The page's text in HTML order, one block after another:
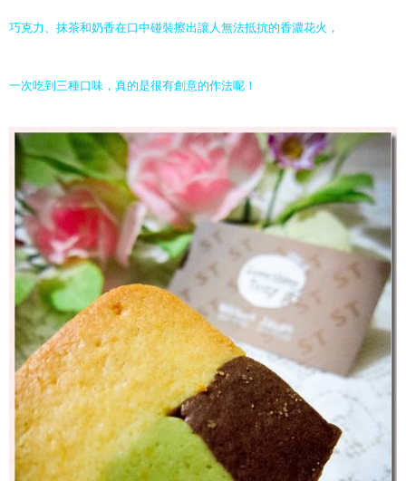
巧克力、抹茶和奶香在口中碰裝擦出讓人無法抵抗的香濃花火，
一次吃到三種口味，真的是很有創意的作法呢！